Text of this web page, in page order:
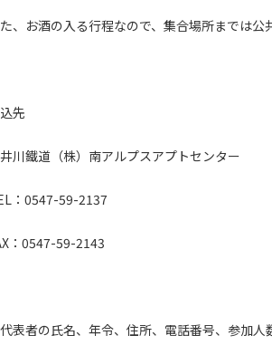
、お酒の入る行程なので、集合場所までは公
先
川鐵道（株）南アルプスアプトセンター
：0547-59-2137
：0547-59-2143
表者の氏名、年令、住所、電話番号、参加人